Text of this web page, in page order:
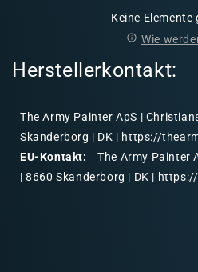
Keine Elemente
Wie
Herstellerkontakt:
The Army Painter ApS |
Skanderborg | DK | https://
EU-Kontakt:
The Army Painter
| 8660 Skanderborg | DK |